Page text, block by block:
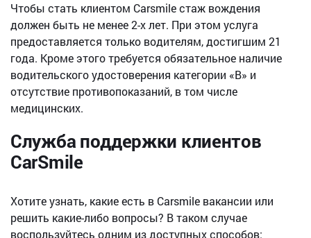
Чтобы стать клиентом Carsmile стаж вождения
должен быть не менее 2-х лет. При этом услуга
предоставляется только водителям, достигшим 21
года. Кроме этого требуется обязательное наличие
водительского удостоверения категории «B» и
отсутствие противопоказаний, в том числе
медицинских.
Служба поддержки клиентов
CarSmile
Хотите узнать, какие есть в Carsmile вакансии или
решить какие-либо вопросы? В таком случае
воспользуйтесь одним из доступных способов: